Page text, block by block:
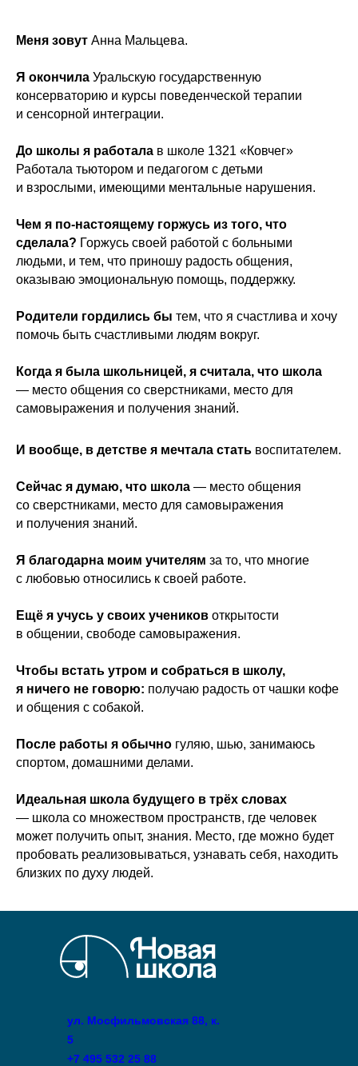
Меня зовут Анна Мальцева.
Я окончила Уральскую государственную
консерваторию и курсы поведенческой терапии
и сенсорной интеграции.
До школы я работала в школе 1321 «Ковчег»
Работала тьютором и педагогом с детьми
и взрослыми, имеющими ментальные нарушения.
Чем я по-настоящему горжусь из того, что
сделала? Горжусь своей работой с больными
людьми, и тем, что приношу радость общения,
оказываю эмоциональную помощь, поддержку.
Родители гордились бы тем, что я счастлива и хочу
помочь быть счастливыми людям вокруг.
Когда я была школьницей, я считала, что школа
— место общения со сверстниками, место для
самовыражения и получения знаний.
И вообще, в детстве я мечтала стать воспитателем.
Сейчас я думаю, что школа — место общения
со сверстниками, место для самовыражения
и получения знаний.
Я благодарна моим учителям за то, что многие
с любовью относились к своей работе.
Ещё я учусь у своих учеников открытости
в общении, свободе самовыражения.
Чтобы встать утром и собраться в школу,
я ничего не говорю: получаю радость от чашки кофе
и общения с собакой.
После работы я обычно гуляю, шью, занимаюсь
спортом, домашними делами.
Идеальная школа будущего в трёх словах
— школа со множеством пространств, где человек
может получить опыт, знания. Место, где можно будет
пробовать реализовываться, узнавать себя, находить
близких по духу людей.
ул. Мосфильмовская 88, к.
5
+7 495 532 25 88